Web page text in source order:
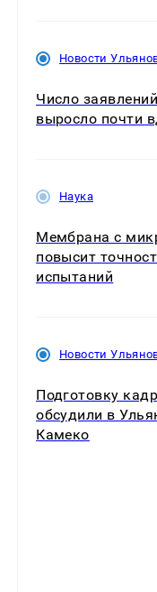
Новости
Число
выросло почти
Наука
Мембрана с
повысит
испытаний
Новости
Подготовку
обсудили в
Камеко